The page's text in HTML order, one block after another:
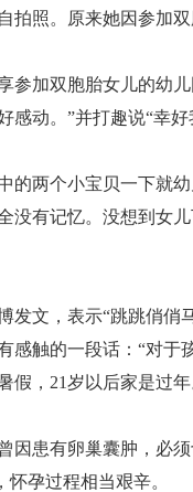
拍照。原来她因参加
加双胞胎女儿的幼儿
动。”并打趣说“幸好
两个小宝贝一下就幼
没有记忆。没想到女
文，表示“跳跳俏俏马
感触的一段话：“对
假，21岁以后家是过
患有卵巢囊肿，必须
怀孕过程相当艰辛。